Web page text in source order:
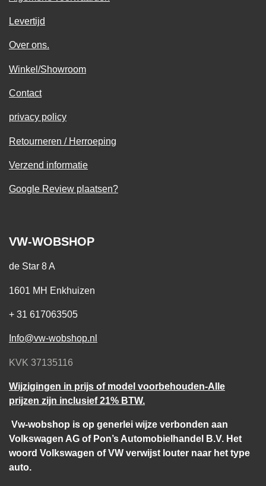
Levertijd
Over ons.
Winkel/Showroom
Contact
privacy policy
Retourneren / Herroeping
Verzend informatie
Google Review plaatsen?
VW-WOBSHOP
de Star 8 A
1601 MH Enkhuizen
+ 31 617063505
Info@vw-wobshop.nl
KVK 37135116
Wijzigingen in prijs of model voorbehouden-Alle
prijzen zijn inclusief 21% BTW.
Vw-wobshop is op generlei wijze verbonden aan
Volkswagen AG of Pon’s Automobielhandel B.V. Het
woord Volkswagen of VW verwijst louter naar het type
auto.